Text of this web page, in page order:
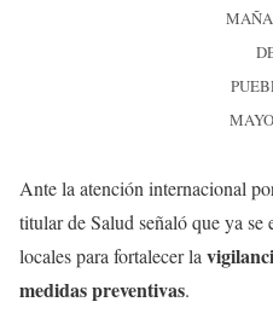
Ante la atención internacional
titular de Salud señaló que ya se
locales para fortalecer la
medidas preventivas.